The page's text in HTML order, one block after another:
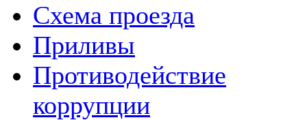
Схема проезда
Приливы
Противодействие
коррупции